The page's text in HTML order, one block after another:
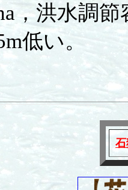
，洪水調節
低い。